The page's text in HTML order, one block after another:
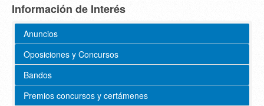
Información de Interés
Anuncios
Oposiciones y Concursos
Bandos
Premios concursos y certámenes